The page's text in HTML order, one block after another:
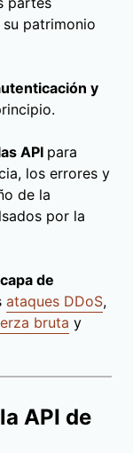
patrimonio
y
API para
los errores y
de la
por la
de
ataques DDoS,
bruta y
API de